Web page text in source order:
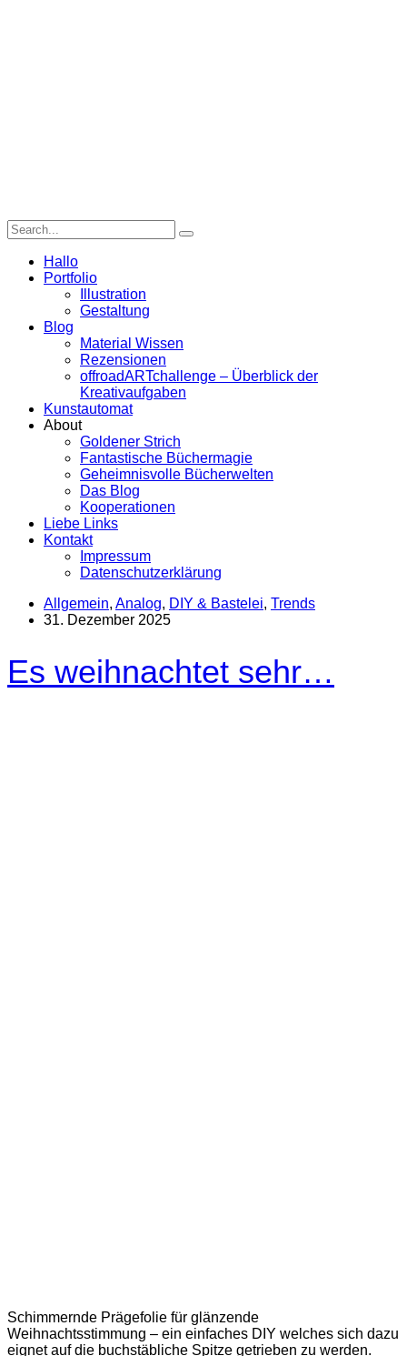
Hallo
Portfolio
Illustration
Gestaltung
Blog
Material Wissen
Rezensionen
offroadARTchallenge – Überblick der
Kreativaufgaben
Kunstautomat
About
Goldener Strich
Fantastische Büchermagie
Geheimnisvolle Bücherwelten
Das Blog
Kooperationen
Liebe Links
Kontakt
Impressum
Datenschutzerklärung
Allgemein, Analog, DIY & Bastelei, Trends
31. Dezember 2025
Es weihnachtet sehr…
Schimmernde Prägefolie für glänzende
Weihnachtsstimmung – ein einfaches DIY welches sich dazu
eignet auf die buchstäbliche Spitze getrieben zu werden.